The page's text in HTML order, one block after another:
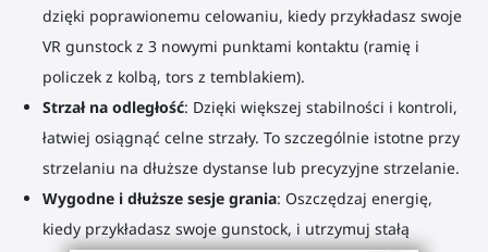
dzięki poprawionemu celowaniu, kiedy przykładasz swoje
VR gunstock z 3 nowymi punktami kontaktu (ramię i
policzek z kolbą, tors z temblakiem).
Strzał na odległość: Dzięki większej stabilności i kontroli,
łatwiej osiągnąć celne strzały. To szczególnie istotne przy
strzelaniu na dłuższe dystanse lub precyzyjne strzelanie.
Wygodne i dłuższe sesje grania: Oszczędzaj energię,
kiedy przykładasz swoje gunstock, i utrzymuj stałą